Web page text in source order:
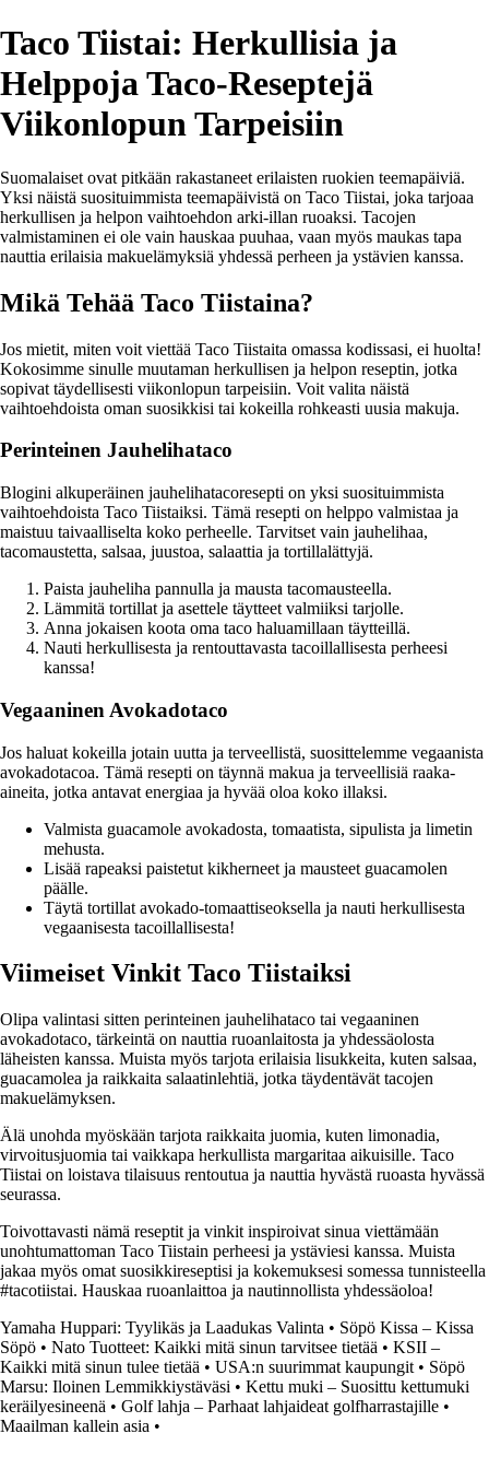
Taco Tiistai: Herkullisia ja
Helppoja Taco-Reseptejä
Viikonlopun Tarpeisiin
Suomalaiset ovat pitkään rakastaneet erilaisten ruokien teemapäiviä.
Yksi näistä suosituimmista teemapäivistä on Taco Tiistai, joka tarjoaa
herkullisen ja helpon vaihtoehdon arki-illan ruoaksi. Tacojen
valmistaminen ei ole vain hauskaa puuhaa, vaan myös maukas tapa
nauttia erilaisia makuelämyksiä yhdessä perheen ja ystävien kanssa.
Mikä Tehää Taco Tiistaina?
Jos mietit, miten voit viettää Taco Tiistaita omassa kodissasi, ei huolta!
Kokosimme sinulle muutaman herkullisen ja helpon reseptin, jotka
sopivat täydellisesti viikonlopun tarpeisiin. Voit valita näistä
vaihtoehdoista oman suosikkisi tai kokeilla rohkeasti uusia makuja.
Perinteinen Jauhelihataco
Blogini alkuperäinen jauhelihatacoresepti on yksi suosituimmista
vaihtoehdoista Taco Tiistaiksi. Tämä resepti on helppo valmistaa ja
maistuu taivaalliselta koko perheelle. Tarvitset vain jauhelihaa,
tacomaustetta, salsaa, juustoa, salaattia ja tortillalättyjä.
Paista jauheliha pannulla ja mausta tacomausteella.
Lämmitä tortillat ja asettele täytteet valmiiksi tarjolle.
Anna jokaisen koota oma taco haluamillaan täytteillä.
Nauti herkullisesta ja rentouttavasta tacoillallisesta perheesi
kanssa!
Vegaaninen Avokadotaco
Jos haluat kokeilla jotain uutta ja terveellistä, suosittelemme vegaanista
avokadotacoa. Tämä resepti on täynnä makua ja terveellisiä raaka-
aineita, jotka antavat energiaa ja hyvää oloa koko illaksi.
Valmista guacamole avokadosta, tomaatista, sipulista ja limetin
mehusta.
Lisää rapeaksi paistetut kikherneet ja mausteet guacamolen
päälle.
Täytä tortillat avokado-tomaattiseoksella ja nauti herkullisesta
vegaanisesta tacoillallisesta!
Viimeiset Vinkit Taco Tiistaiksi
Olipa valintasi sitten perinteinen jauhelihataco tai vegaaninen
avokadotaco, tärkeintä on nauttia ruoanlaitosta ja yhdessäolosta
läheisten kanssa. Muista myös tarjota erilaisia lisukkeita, kuten salsaa,
guacamolea ja raikkaita salaatinlehtiä, jotka täydentävät tacojen
makuelämyksen.
Älä unohda myöskään tarjota raikkaita juomia, kuten limonadia,
virvoitusjuomia tai vaikkapa herkullista margaritaa aikuisille. Taco
Tiistai on loistava tilaisuus rentoutua ja nauttia hyvästä ruoasta hyvässä
seurassa.
Toivottavasti nämä reseptit ja vinkit inspiroivat sinua viettämään
unohtumattoman Taco Tiistain perheesi ja ystäviesi kanssa. Muista
jakaa myös omat suosikkireseptisi ja kokemuksesi somessa tunnisteella
#tacotiistai. Hauskaa ruoanlaittoa ja nautinnollista yhdessäoloa!
Yamaha Huppari: Tyylikäs ja Laadukas Valinta • Söpö Kissa – Kissa
Söpö • Nato Tuotteet: Kaikki mitä sinun tarvitsee tietää • KSII –
Kaikki mitä sinun tulee tietää • USA:n suurimmat kaupungit • Söpö
Marsu: Iloinen Lemmikkiystäväsi • Kettu muki – Suosittu kettumuki
keräilyesineenä • Golf lahja – Parhaat lahjaideat golfharrastajille •
Maailman kallein asia •